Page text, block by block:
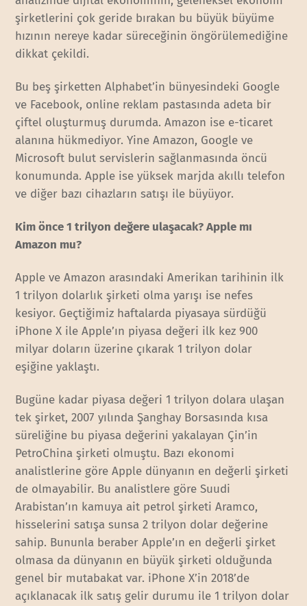
şirketlerini çok geride bırakan bu büyük büyüme
hızının nereye kadar süreceğinin öngörülemediğine
dikkat çekildi.
Bu beş şirketten Alphabet’in bünyesindeki Google
ve Facebook, online reklam pastasında adeta bir
çiftel oluşturmuş durumda. Amazon ise e-ticaret
alanına hükmediyor. Yine Amazon, Google ve
Microsoft bulut servislerin sağlanmasında öncü
konumunda. Apple ise yüksek marjda akıllı telefon
ve diğer bazı cihazların satışı ile büyüyor.
Kim önce 1 trilyon değere ulaşacak? Apple mı
Amazon mu?
Apple ve Amazon arasındaki Amerikan tarihinin ilk
1 trilyon dolarlık şirketi olma yarışı ise nefes
kesiyor. Geçtiğimiz haftalarda piyasaya sürdüğü
iPhone X ile Apple’ın piyasa değeri ilk kez 900
milyar doların üzerine çıkarak 1 trilyon dolar
eşiğine yaklaştı.
Bugüne kadar piyasa değeri 1 trilyon dolara ulaşan
tek şirket, 2007 yılında Şanghay Borsasında kısa
süreliğine bu piyasa değerini yakalayan Çin’in
PetroChina şirketi olmuştu. Bazı ekonomi
analistlerine göre Apple dünyanın en değerli şirketi
de olmayabilir. Bu analistlere göre Suudi
Arabistan’ın kamuya ait petrol şirketi Aramco,
hisselerini satışa sunsa 2 trilyon dolar değerine
sahip. Bununla beraber Apple’ın en değerli şirket
olmasa da dünyanın en büyük şirketi olduğunda
genel bir mutabakat var. iPhone X’in 2018’de
açıklanacak ilk satış gelir durumu ile 1 trilyon dolar